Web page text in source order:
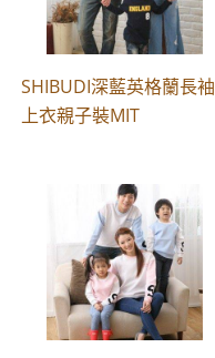
SHIBUDI深藍英格蘭長袖
上衣親子裝MIT